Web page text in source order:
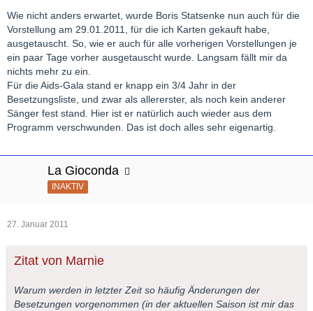
Wie nicht anders erwartet, wurde Boris Statsenke nun auch für die
Vorstellung am 29.01.2011, für die ich Karten gekauft habe,
ausgetauscht. So, wie er auch für alle vorherigen Vorstellungen je
ein paar Tage vorher ausgetauscht wurde. Langsam fällt mir da
nichts mehr zu ein.
Für die Aids-Gala stand er knapp ein 3/4 Jahr in der
Besetzungsliste, und zwar als allererster, als noch kein anderer
Sänger fest stand. Hier ist er natürlich auch wieder aus dem
Programm verschwunden. Das ist doch alles sehr eigenartig.
La Gioconda
INAKTIV
27. Januar 2011
Zitat von Marnie
Warum werden in letzter Zeit so häufig Änderungen der
Besetzungen vorgenommen (in der aktuellen Saison ist mir das